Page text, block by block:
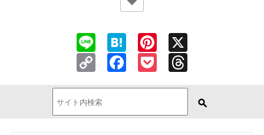
Line HatenaPinterest
Copy
Link
Facebook
Pocket